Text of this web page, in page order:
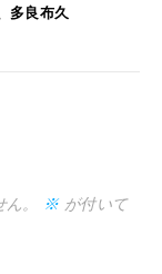
多良布久
。 ※が付いて